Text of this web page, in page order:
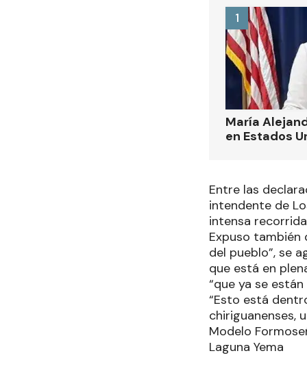
María
en Estados
1
Entre las
intendente de
intensa
Expuso también
del pueblo”, se
que está en
“que ya se
“Esto está
chiriguanenses,
Modelo
Laguna Yema